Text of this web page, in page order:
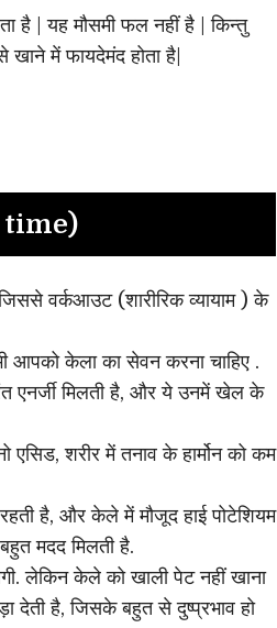
है | यह मौसमी फल नहीं है | किन्तु
में फायदेमंद होता है|
time)
वर्कआउट (शारीरिक व्यायाम ) के
आपको केला का सेवन करना चाहिए .
एनर्जी मिलती है, और ये उनमें खेल के
शरीर में तनाव के हार्मोन को कम
रहती है, और केले में मौजूद हाई पोटेशियम
मदद मिलती है.
लेकिन केले को खाली पेट नहीं खाना
देती है, जिसके बहुत से दुष्प्रभाव हो